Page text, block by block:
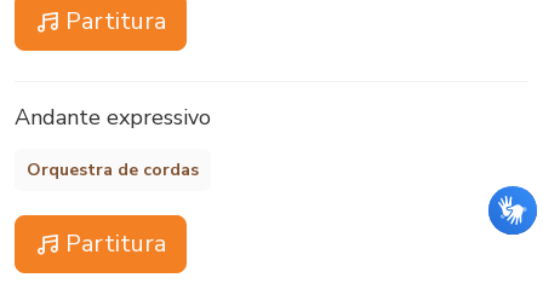
Partitura
Andante expressivo
Orquestra de cordas
Partitura